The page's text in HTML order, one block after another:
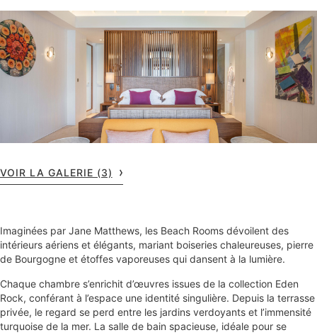
VOIR LA GALERIE (3)
Imaginées par Jane Matthews, les Beach Rooms dévoilent des
intérieurs aériens et élégants, mariant boiseries chaleureuses, pierre
de Bourgogne et étoffes vaporeuses qui dansent à la lumière.
Chaque chambre s’enrichit d’œuvres issues de la collection Eden
Rock, conférant à l’espace une identité singulière. Depuis la terrasse
privée, le regard se perd entre les jardins verdoyants et l’immensité
turquoise de la mer. La salle de bain spacieuse, idéale pour se